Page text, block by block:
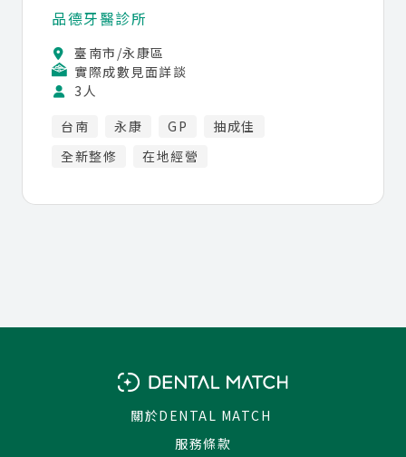
品德牙醫診所
臺南市/永康區
實際成數見面詳談
3人
台南
永康 GP
抽成佳
全新整修
在地經營
關於DENTAL MATCH
服務條款